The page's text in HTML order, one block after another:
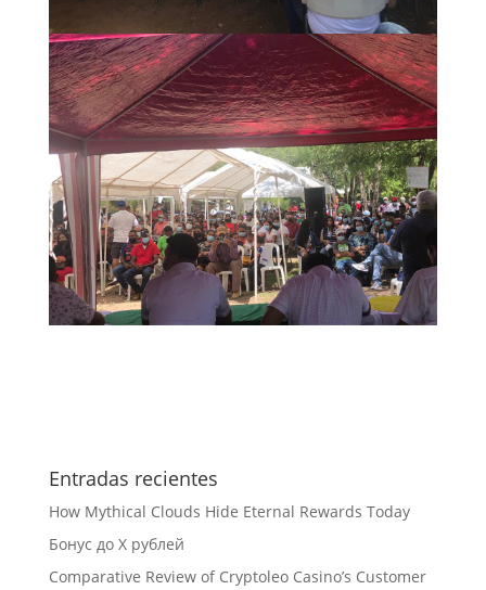
Entradas recientes
How Mythical Clouds Hide Eternal Rewards Today
Бонус до X рублей
Comparative Review of Cryptoleo Casino’s Customer